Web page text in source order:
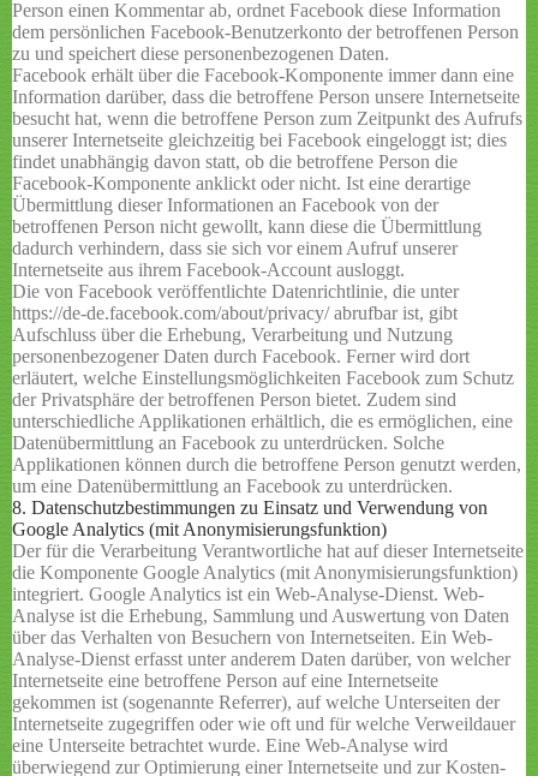
Person einen Kommentar ab, ordnet Facebook diese Information
dem persönlichen Facebook-Benutzerkonto der betroffenen Person
zu und speichert diese personenbezogenen Daten.
Facebook erhält über die Facebook-Komponente immer dann eine
Information darüber, dass die betroffene Person unsere Internetseite
besucht hat, wenn die betroffene Person zum Zeitpunkt des Aufrufs
unserer Internetseite gleichzeitig bei Facebook eingeloggt ist; dies
findet unabhängig davon statt, ob die betroffene Person die
Facebook-Komponente anklickt oder nicht. Ist eine derartige
Übermittlung dieser Informationen an Facebook von der
betroffenen Person nicht gewollt, kann diese die Übermittlung
dadurch verhindern, dass sie sich vor einem Aufruf unserer
Internetseite aus ihrem Facebook-Account ausloggt.
Die von Facebook veröffentlichte Datenrichtlinie, die unter
https://de-de.facebook.com/about/privacy/ abrufbar ist, gibt
Aufschluss über die Erhebung, Verarbeitung und Nutzung
personenbezogener Daten durch Facebook. Ferner wird dort
erläutert, welche Einstellungsmöglichkeiten Facebook zum Schutz
der Privatsphäre der betroffenen Person bietet. Zudem sind
unterschiedliche Applikationen erhältlich, die es ermöglichen, eine
Datenübermittlung an Facebook zu unterdrücken. Solche
Applikationen können durch die betroffene Person genutzt werden,
um eine Datenübermittlung an Facebook zu unterdrücken.
8. Datenschutzbestimmungen zu Einsatz und Verwendung von
Google Analytics (mit Anonymisierungsfunktion)
Der für die Verarbeitung Verantwortliche hat auf dieser Internetseite
die Komponente Google Analytics (mit Anonymisierungsfunktion)
integriert. Google Analytics ist ein Web-Analyse-Dienst. Web-
Analyse ist die Erhebung, Sammlung und Auswertung von Daten
über das Verhalten von Besuchern von Internetseiten. Ein Web-
Analyse-Dienst erfasst unter anderem Daten darüber, von welcher
Internetseite eine betroffene Person auf eine Internetseite
gekommen ist (sogenannte Referrer), auf welche Unterseiten der
Internetseite zugegriffen oder wie oft und für welche Verweildauer
eine Unterseite betrachtet wurde. Eine Web-Analyse wird
überwiegend zur Optimierung einer Internetseite und zur Kosten-